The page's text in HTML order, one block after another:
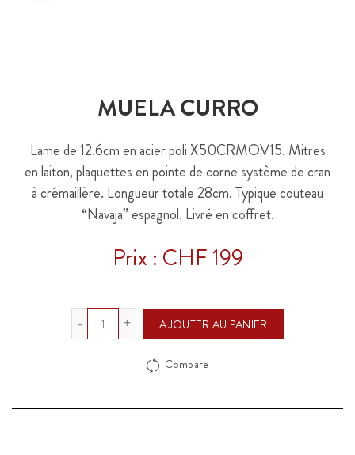
MUELA CURRO
Lame de 12.6cm en acier poli X50CRMOV15. Mitres
en laiton, plaquettes en pointe de corne système de cran
à crémaillère. Longueur totale 28cm. Typique couteau
“Navaja” espagnol. Livré en coffret.
Prix : CHF 199
Quantité
AJOUTER AU PANIER
Compare